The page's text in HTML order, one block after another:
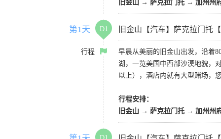
旧金山 → 萨克拉门托 → 加州州
第1天 D1 旧金山【汽车】萨克拉门托
行程
早晨从美丽的旧金山出发，沿着
湖，一览美国中西部沙漠地貌，
以上），酒店内就有大型赌场，
行程安排：
旧金山 → 萨克拉门托 → 加州州